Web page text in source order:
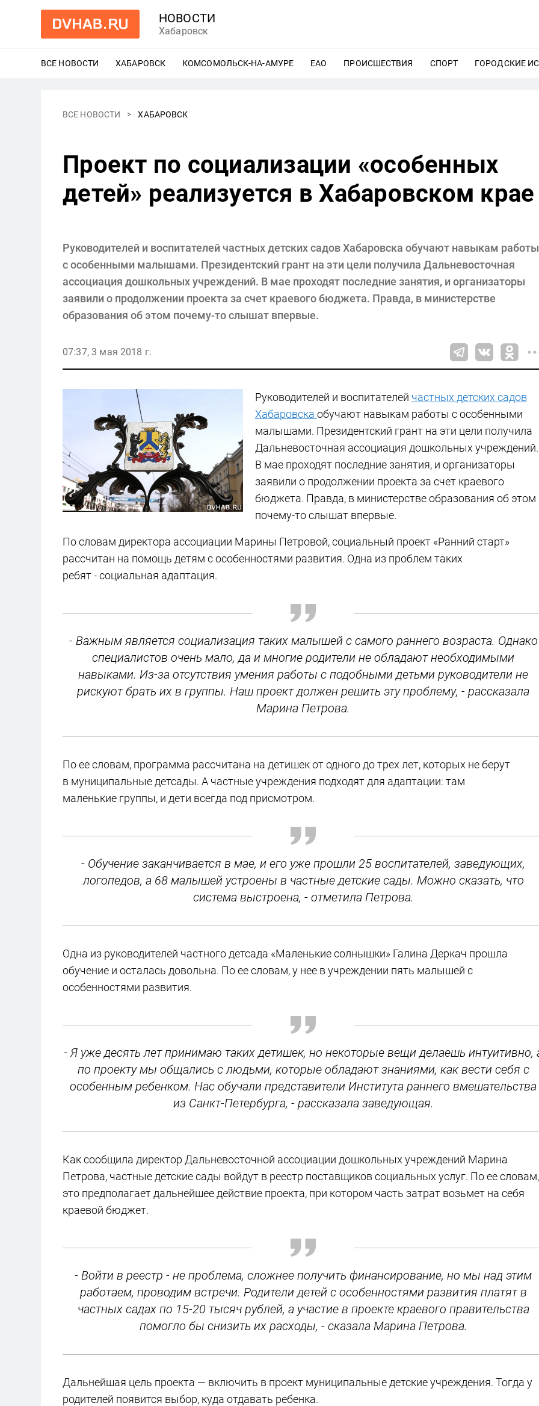
НОВОСТИ
Хабаровск
ВСЕ НОВОСТИ ХАБАРОВСК ЕЩЕ
КОМСОМОЛЬСК-НА-АМУРЕ ЕЩЕ
ЕАО ЕЩЕ
ПРОИСШЕСТВИЯ ЕЩЕ
СПОРТ ЕЩЕ
ГОРОДСКИЕ
ВСЕ НОВОСТИ ХАБАРОВСК
Проект по социализации «особенных
детей» реализуется в Хабаровском крае
Руководителей и воспитателей частных детских садов Хабаровска обучают навыкам работы
с особенными малышами. Президентский грант на эти цели получила Дальневосточная
ассоциация дошкольных учреждений. В мае проходят последние занятия, и организаторы
заявили о продолжении проекта за счет краевого бюджета. Правда, в министерстве
образования об этом почему-то слышат впервые.
07:37, 3 мая 2018 г.
Руководителей и воспитателей частных детских садов
Хабаровска обучают навыкам работы с особенными
малышами. Президентский грант на эти цели получила
Дальневосточная ассоциация дошкольных учреждений.
В мае проходят последние занятия, и организаторы
заявили о продолжении проекта за счет краевого
бюджета. Правда, в министерстве образования об этом
почему-то слышат впервые.
По словам директора ассоциации Марины Петровой, социальный проект «Ранний старт»
рассчитан на помощь детям с особенностями развития. Одна из проблем таких
ребят - социальная адаптация.
- Важным является социализация таких малышей с самого раннего возраста. Однако
специалистов очень мало, да и многие родители не обладают необходимыми
навыками. Из-за отсутствия умения работы с подобными детьми руководители не
рискуют брать их в группы. Наш проект должен решить эту проблему, - рассказала
Марина Петрова.
По ее словам, программа рассчитана на детишек от одного до трех лет, которых не берут
в муниципальные детсады. А частные учреждения подходят для адаптации: там
маленькие группы, и дети всегда под присмотром.
- Обучение заканчивается в мае, и его уже прошли 25 воспитателей, заведующих,
логопедов, а 68 малышей устроены в частные детские сады. Можно сказать, что
система выстроена, - отметила Петрова.
Одна из руководителей частного детсада «Маленькие солнышки» Галина Деркач прошла
обучение и осталась довольна. По ее словам, у нее в учреждении пять малышей с
особенностями развития.
- Я уже десять лет принимаю таких детишек, но некоторые вещи делаешь интуитивно,
по проекту мы общались с людьми, которые обладают знаниями, как вести себя с
особенным ребенком. Нас обучали представители Института раннего вмешательства
из Санкт-Петербурга, - рассказала заведующая.
Как сообщила директор Дальневосточной ассоциации дошкольных учреждений Марина
Петрова, частные детские сады войдут в реестр поставщиков социальных услуг. По ее словам,
это предполагает дальнейшее действие проекта, при котором часть затрат возьмет на себя
краевой бюджет.
- Войти в реестр - не проблема, сложнее получить финансирование, но мы над этим
работаем, проводим встречи. Родители детей с особенностями развития платят в
частных садах по 15-20 тысяч рублей, а участие в проекте краевого правительства
помогло бы снизить их расходы, - сказала Марина Петрова.
Дальнейшая цель проекта — включить в проект муниципальные детские учреждения. Тогда у
родителей появится выбор, куда отдавать ребенка.